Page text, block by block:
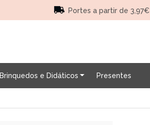
Portes a partir de 3,97€
Brinquedos e Didáticos Presentes